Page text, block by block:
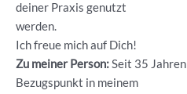
deiner Praxis genutzt
werden.
Ich freue mich auf Dich!
Zu meiner Person:Seit 35
Bezugspunkt in meinem